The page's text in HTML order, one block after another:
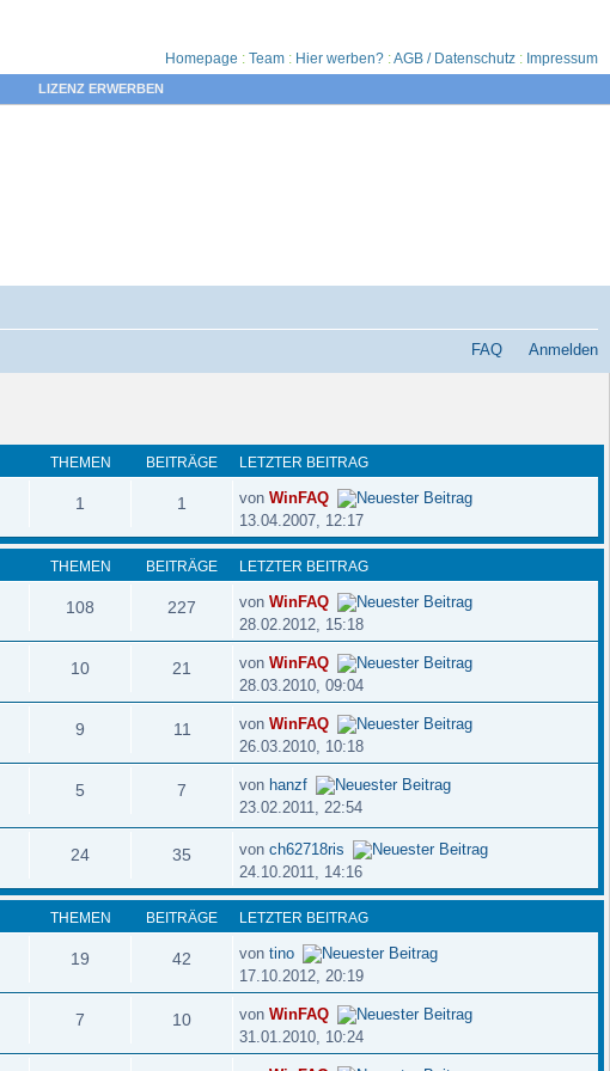
Homepage : Team : Hier werben? :AGB / Datenschutz : Impressum
LIZENZ ERWERBEN
FAQ Anmelden
THEMEN BEITRÄGE LETZTER BEITRAG
1 1 vonWinFAQ
13.04.2007, 12:17
THEMEN BEITRÄGE LETZTER BEITRAG
108 227 vonWinFAQ
28.02.2012, 15:18
10 21 vonWinFAQ
28.03.2010, 09:04
9 11 vonWinFAQ
26.03.2010, 10:18
5 7 von hanzf
23.02.2011, 22:54
24 35 vonch62718ris
24.10.2011, 14:16
THEMEN BEITRÄGE LETZTER BEITRAG
19 42 vontino
17.10.2012, 20:19
7 10 vonWinFAQ
31.01.2010, 10:24